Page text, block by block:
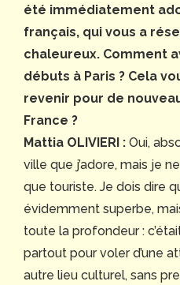
été immédiatement
français, qui vous a
chaleureux. Comment
débuts à Paris ? Cela
revenir pour de
France ?
Mattia OLIVIERI : Oui,
ville que j’adore, mais je
que touriste. Je dois dire
évidemment superbe,
toute la profondeur :
partout pour voler d’une
autre lieu culturel, sans